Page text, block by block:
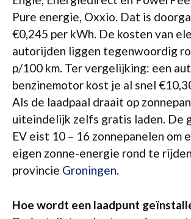
Pure energie, Oxxio. Dat is
€0,245 per kWh. De kosten van
autorijden liggen tegenwoordig
p/100 km. Ter vergelijking: een
benzinemotor kost je al snel
Als de laadpaal draait op
uiteindelijk zelfs gratis laden. De
EV eist 10 – 16 zonnepanelen om
eigen zonne-energie rond te
provincie Groningen.
Hoe wordt een laadpunt